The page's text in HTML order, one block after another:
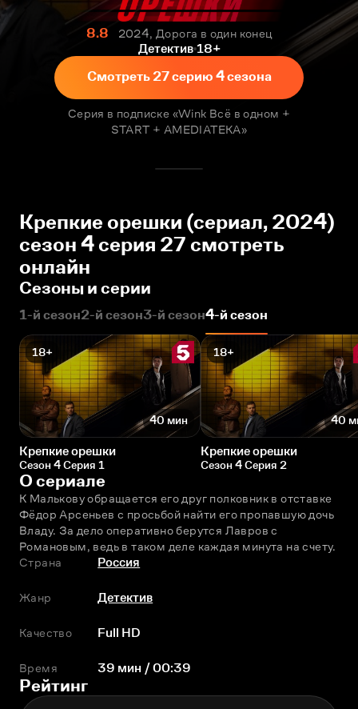
8.8
2024, Дорога в один конец
Детектив 18+
Смотреть 27 серию 4 сезона
Серия в подписке «Wink Всё в одном +
START + AMEDIATEKA»
Крепкие орешки (сериал, 2024)
сезон 4 серия 27 смотреть
онлайн
Сезоны и серии
1-й сезон2-й сезон3-й сезон4-й сезон
18+
40 мин
Крепкие орешки
Сезон 4 Серия 1
18+
40
Крепкие орешки
Сезон 4 Серия 2
О сериале
К Малькову обращается его друг полковник в отставке
Фёдор Арсеньев с просьбой найти его пропавшую дочь
Владу. За дело оперативно берутся Лавров с
Романовым, ведь в таком деле каждая минута на счету.
Страна
Россия
Жанр Детектив
Качество Full HD
Время 39 мин / 00:39
Рейтинг